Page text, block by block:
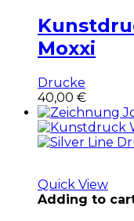
Moxxi
Drucke
40,00 €
Quick View
Adding to